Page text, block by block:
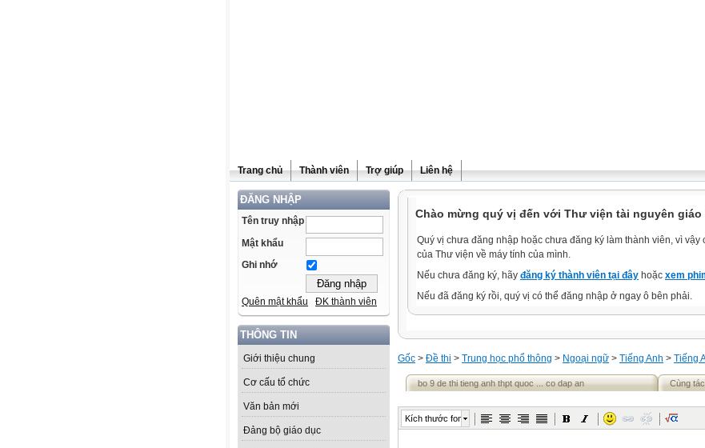
Trang chủ Thành viên Trợ giúp Liên hệ
ĐĂNG NHẬP
Tên truy nhập
Mật khẩu
Ghi nhớ
Quên mật khẩu ĐK thành viên
THÔNG TIN
Giới thiệu chung
Cơ cấu tổ chức
Văn bản mới
Đảng bộ giáo dục
Chào mừng quý vị đến với Thư viện tài nguyên giáo
Quý vị chưa đăng nhập hoặc chưa đăng ký làm thành viên, vì
của Thư viện về máy tính của mình.
Nếu chưa đăng ký, hãy đăng ký thành viên tại đây hoặc xem
Nếu đã đăng ký rồi, quý vị có thể đăng nhập ở ngay ô bên phải.
Gốc > Đề thi > Trung học phổ thông > Ngoại ngữ > Tiếng Anh > Tiếng
bo 9 de thi tieng anh thpt quoc ... co dap an Cùng
Kích thước font